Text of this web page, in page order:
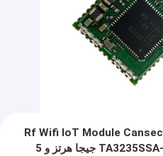
جهاز إرسال واستقبال لاسلكي Rf Wifi IoT Module Cansec
عالي الأداء TA3235SSA-C Ti CC3235 2.4 جيجا هرتز و 5